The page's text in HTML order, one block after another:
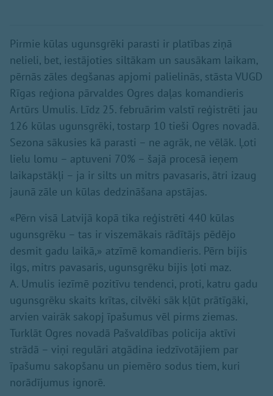
Pirmie kūlas ugunsgrēki parasti ir platības ziņā
nelieli, bet, iestājoties siltākam un sausākam laikam,
pērnās zāles degšanas apjomi palielinās, stāsta VUGD
Rīgas reģiona pārvaldes Ogres daļas komandieris
Artūrs Umulis. Līdz 25. februārim valstī reģistrēti jau
126 kūlas ugunsgrēki, tostarp 10 tieši Ogres novadā.
Sezona sākusies kā parasti – ne agrāk, ne vēlāk. Ļoti
lielu lomu – aptuveni 70% – šajā procesā ieņem
laikapstākļi – ja ir silts un mitrs pavasaris, ātri izaug
jaunā zāle un kūlas dedzināšana apstājas.
«Pērn visā Latvijā kopā tika reģistrēti 440 kūlas
ugunsgrēku – tas ir viszemākais rādītājs pēdējo
desmit gadu laikā,» atzīmē komandieris. Pērn bijis
ilgs, mitrs pavasaris, ugunsgrēku bijis ļoti maz.
A. Umulis iezīmē pozitīvu tendenci, proti, katru gadu
ugunsgrēku skaits krītas, cilvēki sāk kļūt prātīgāki,
arvien vairāk sakopj īpašumus vēl pirms ziemas.
Turklāt Ogres novadā Pašvaldības policija aktīvi
strādā – viņi regulāri atgādina iedzīvotājiem par
īpašumu sakopšanu un piemēro sodus tiem, kuri
norādījumus ignorē.